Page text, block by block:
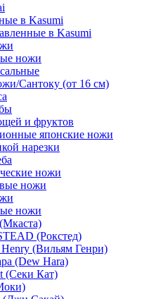
в Kasumi
в Kasumi
ножи
Сантоку (от 16 см)
и фруктов
японские ножи
нарезки
ножи
ножи
ножи
(Рокстед)
(Вильям Генри)
(Dew Hara)
(Секи Кат)